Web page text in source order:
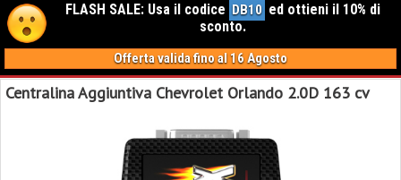
FLASH SALE: Usa il codice DB10 ed ottieni il 10% di
sconto.
Offerta valida fino al 16 Agosto
Centralina Aggiuntiva Chevrolet Orlando 2.0D 163 cv